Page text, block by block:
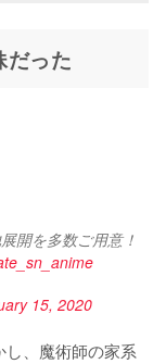
だった
開を多数ご用意！
15, 2020
、魔術師の家系